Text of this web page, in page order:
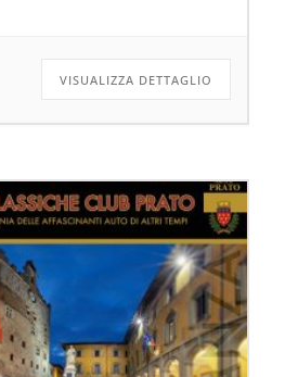
VISUALIZZA DETTAGLIO